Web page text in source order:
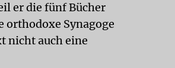
er die fünf Bücher
orthodoxe Synagoge
nicht auch eine